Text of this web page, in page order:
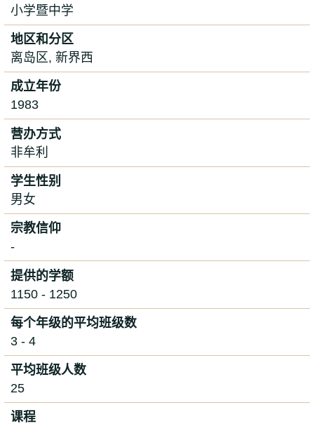
小学暨中学
地区和分区
离岛区, 新界西
成立年份
1983
营办方式
非牟利
学生性别
男女
宗教信仰
-
提供的学额
1150 - 1250
每个年级的平均班级数
3 - 4
平均班级人数
25
课程